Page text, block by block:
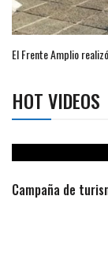
El Frente Amplio
HOT VIDEOS
Campaña de